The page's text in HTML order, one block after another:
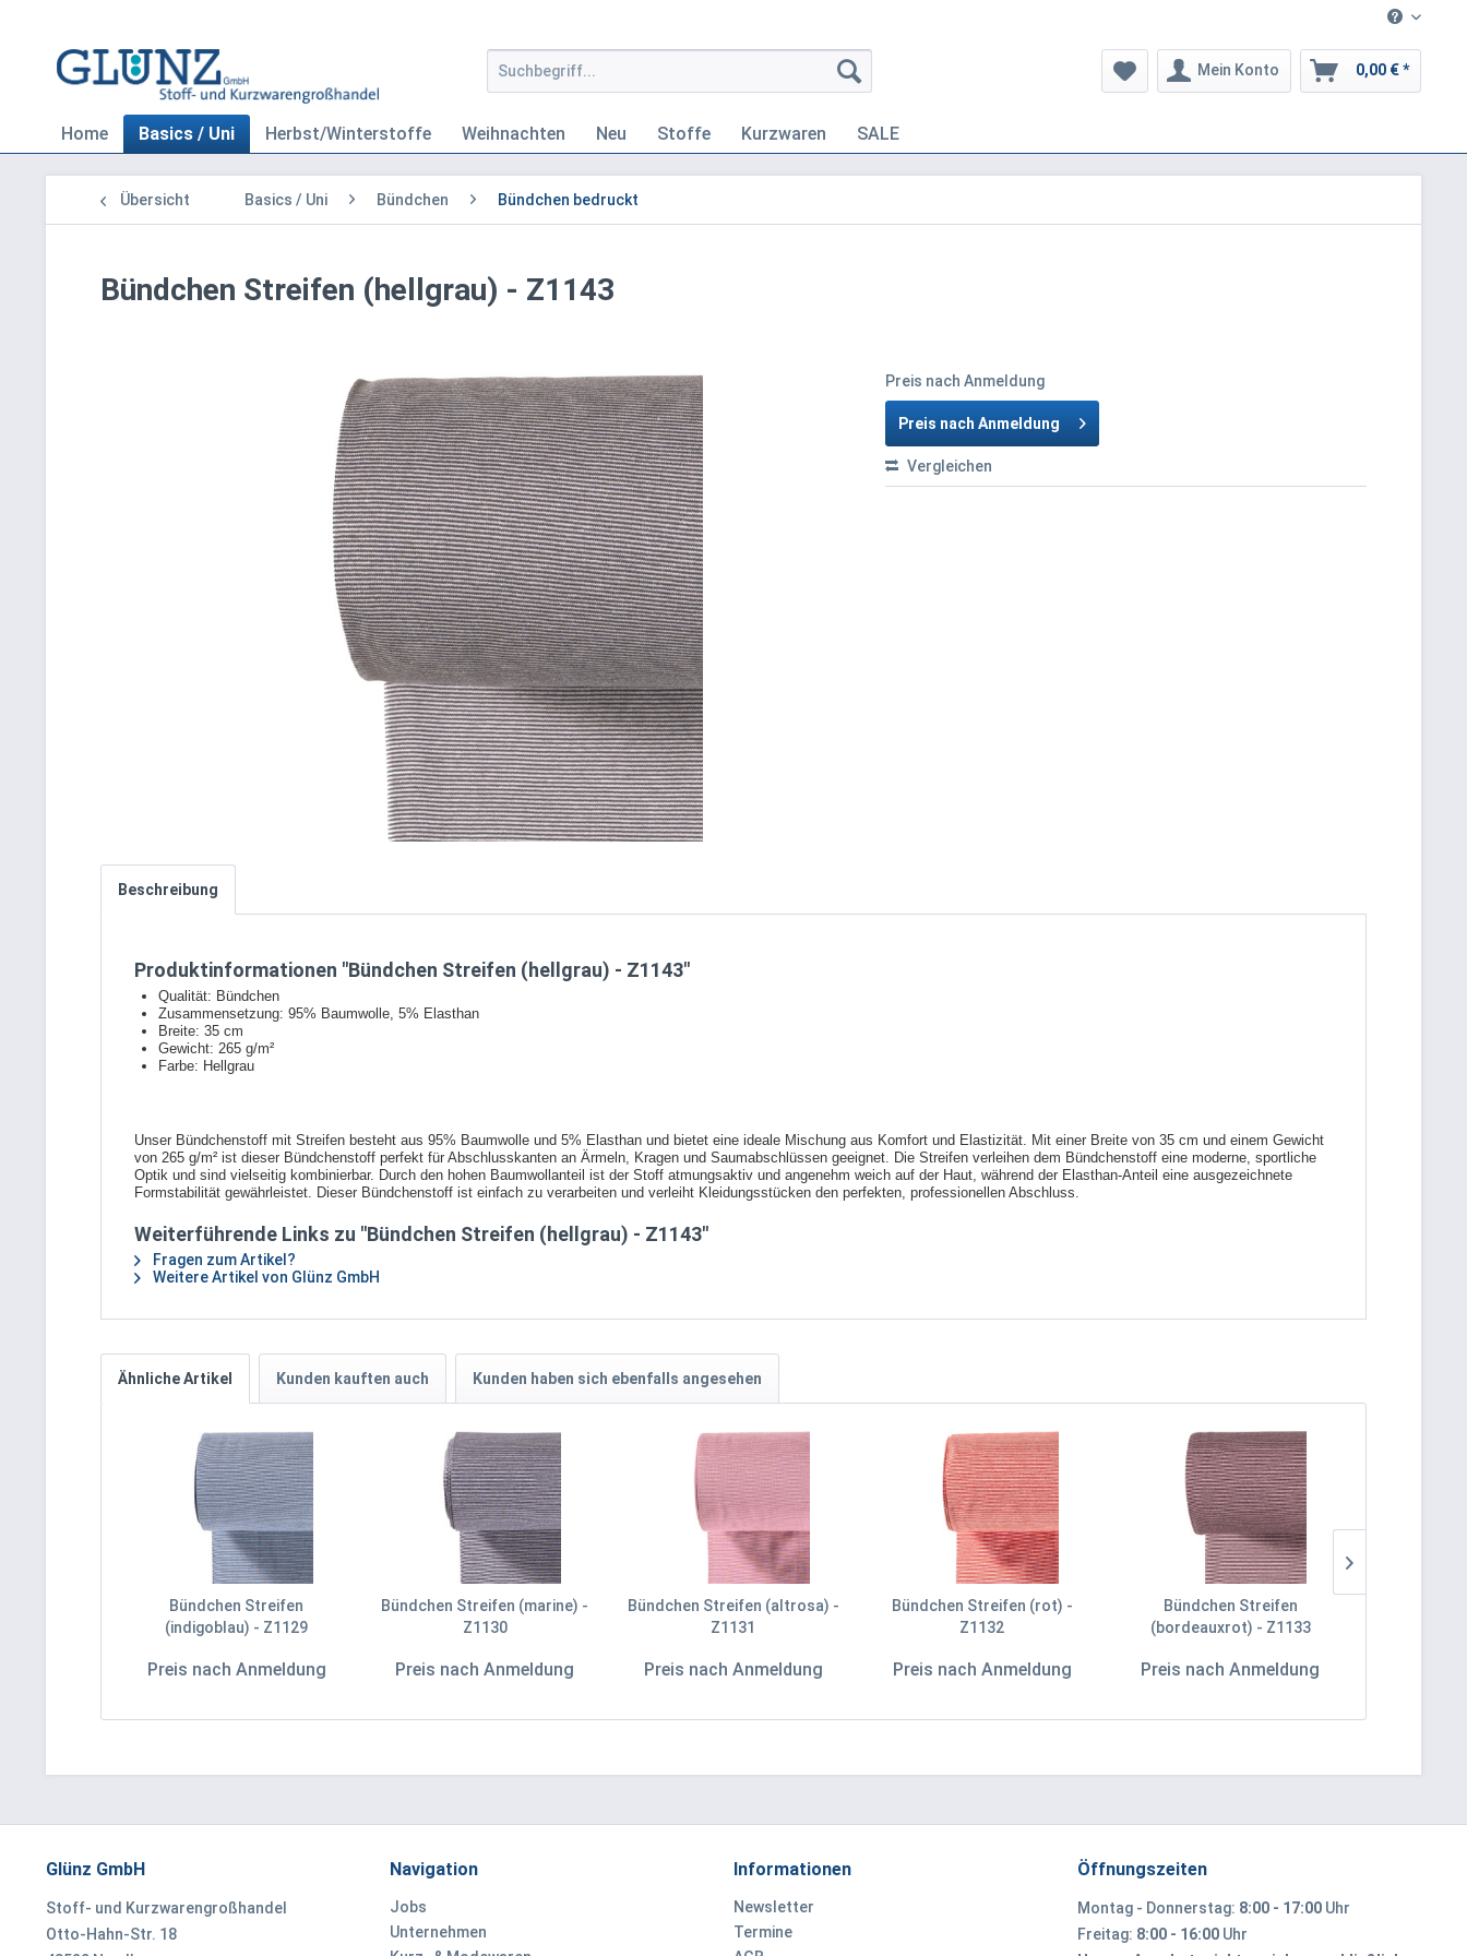
Mein Konto 0,00 € *
Home Basics / Uni Herbst/Winterstoffe Weihnachten Neu Stoffe Kurzwaren SALE
Übersicht Basics / Uni Bündchen Bündchen bedruckt
Bündchen Streifen (hellgrau) - Z1143
Preis nach Anmeldung
Preis nach Anmeldung
Vergleichen
Beschreibung
Produktinformationen "Bündchen Streifen (hellgrau) - Z1143"
Qualität: Bündchen
Zusammensetzung: 95% Baumwolle, 5% Elasthan
Breite: 35 cm
Gewicht: 265 g/m²
Farbe: Hellgrau
Unser Bündchenstoff mit Streifen besteht aus 95% Baumwolle und 5% Elasthan und bietet eine ideale Mischung aus Komfort und Elastizität. Mit einer Breite von 35 cm und einem Gewicht
von 265 g/m² ist dieser Bündchenstoff perfekt für Abschlusskanten an Ärmeln, Kragen und Saumabschlüssen geeignet. Die Streifen verleihen dem Bündchenstoff eine moderne, sportliche
Optik und sind vielseitig kombinierbar. Durch den hohen Baumwollanteil ist der Stoff atmungsaktiv und angenehm weich auf der Haut, während der Elasthan-Anteil eine ausgezeichnete
Formstabilität gewährleistet. Dieser Bündchenstoff ist einfach zu verarbeiten und verleiht Kleidungsstücken den perfekten, professionellen Abschluss.
Weiterführende Links zu "Bündchen Streifen (hellgrau) - Z1143"
Fragen zum Artikel?
Weitere Artikel von Glünz GmbH
Ähnliche Artikel Kunden kauften auch Kunden haben sich ebenfalls angesehen
Bündchen Streifen
(indigoblau) - Z1129
Preis nach Anmeldung
Bündchen Streifen (marine) -
Z1130
Preis nach Anmeldung
Bündchen Streifen (altrosa) -
Z1131
Preis nach Anmeldung
Bündchen Streifen (rot) -
Z1132
Preis nach Anmeldung
Bündchen Streifen
(bordeauxrot) - Z1133
Preis nach Anmeldung
Glünz GmbH
Stoff- und Kurzwarengroßhandel
Otto-Hahn-Str. 18
Navigation
Jobs
Unternehmen
Informationen
Newsletter
Termine
Öffnungszeiten
Montag - Donnerstag: 8:00 - 17:00 Uhr
Freitag: 8:00 - 16:00 Uhr